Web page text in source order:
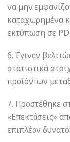
να μην
καταχωρημένα
εκτύπωση σε
6. Έγιναν
στατιστικά
προϊόντων
7. Προστέθηκε
«Επεκτάσεις»
επιπλέον